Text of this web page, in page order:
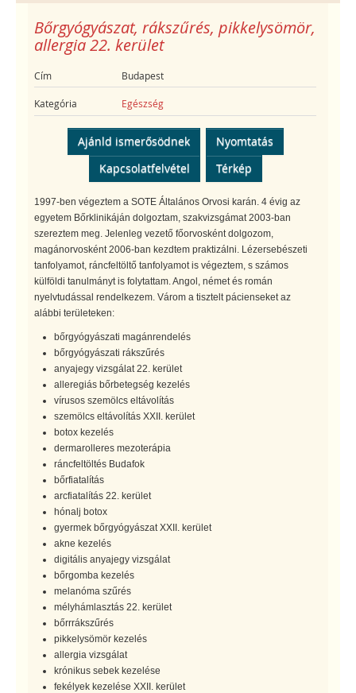
Bőrgyógyászat, rákszűrés, pikkelysömör,
allergia 22. kerület
Cím Budapest
Kategória Egészség
Ajánld ismerősödnek
Nyomtatás
Kapcsolatfelvétel
Térkép
1997-ben végeztem a SOTE Általános Orvosi karán. 4 évig az
egyetem Bőrklinikáján dolgoztam, szakvizsgámat 2003-ban
szereztem meg. Jelenleg vezető főorvosként dolgozom,
magánorvosként 2006-ban kezdtem praktizálni. Lézersebészeti
tanfolyamot, ráncfeltöltő tanfolyamot is végeztem, s számos
külföldi tanulmányt is folytattam. Angol, német és román
nyelvtudással rendelkezem. Várom a tisztelt pácienseket az
alábbi területeken:
bőrgyógyászati magánrendelés
bőrgyógyászati rákszűrés
anyajegy vizsgálat 22. kerület
alleregiás bőrbetegség kezelés
vírusos szemölcs eltávolítás
szemölcs eltávolítás XXII. kerület
botox kezelés
dermarolleres mezoterápia
ráncfeltöltés Budafok
bőrfiatalítás
arcfiatalítás 22. kerület
hónalj botox
gyermek bőrgyógyászat XXII. kerület
akne kezelés
digitális anyajegy vizsgálat
bőrgomba kezelés
melanóma szűrés
mélyhámlasztás 22. kerület
bőrrrákszűrés
pikkelysömör kezelés
allergia vizsgálat
krónikus sebek kezelése
fekélyek kezelése XXII. kerület